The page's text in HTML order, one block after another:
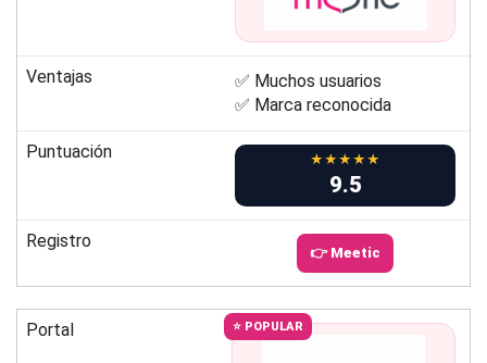
Ventajas
✅ Muchos usuarios
✅ Marca reconocida
Puntuación ★★★★★
9.5
Registro
👉 Meetic
Portal ⭐ POPULAR